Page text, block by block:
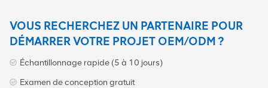
VOUS RECHERCHEZ UN PARTENAIRE POUR
DÉMARRER VOTRE PROJET OEM/ODM ?
Échantillonnage rapide (5 à 10 jours)
Examen de conception gratuit